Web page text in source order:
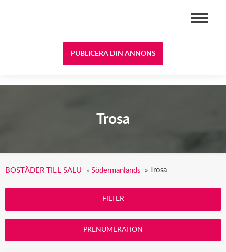
PUBLICERA DIN ANNONS
Trosa
BOSTÄDER TILL SALU » Södermanlands » Trosa
FILTER
PRENUMERATION